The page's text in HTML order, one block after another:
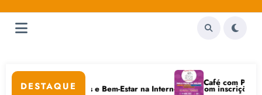
DESTAQUE
Cuidados Digitais e Bem-Estar na Internet está com inscrições
Café com Paulo